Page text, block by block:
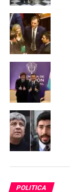
POLITICA